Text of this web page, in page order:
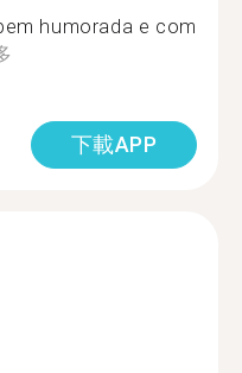
humorada e com
下載APP